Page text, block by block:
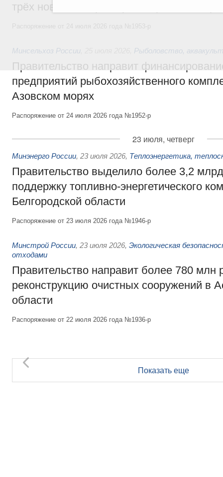
трёх новых центров протезирования и
Минсельхоз России Рыболовство,
Правительство направит
предприятий рыбохозяйственного
Азовском морях
Распоряжение от 24 июля 2026 года №1952-р
23 июля, четверг
Минэнерго России, 23 июля 2026, Теплоэнергетика,
Правительство выделило более 3,2
поддержку топливно-энергетического
Белгородской области
Распоряжение от 23 июля 2026 года №1946-р
Минстрой России, 23 июля 2026, Экологическая
отходами
Правительство направит более 780 млн
реконструкцию очистных сооружений в
области
Распоряжение от 22 июля 2026 года №1936-р
Показать еще